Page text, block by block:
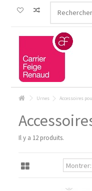
Urnes Accessoires
Il y a 12 produits.